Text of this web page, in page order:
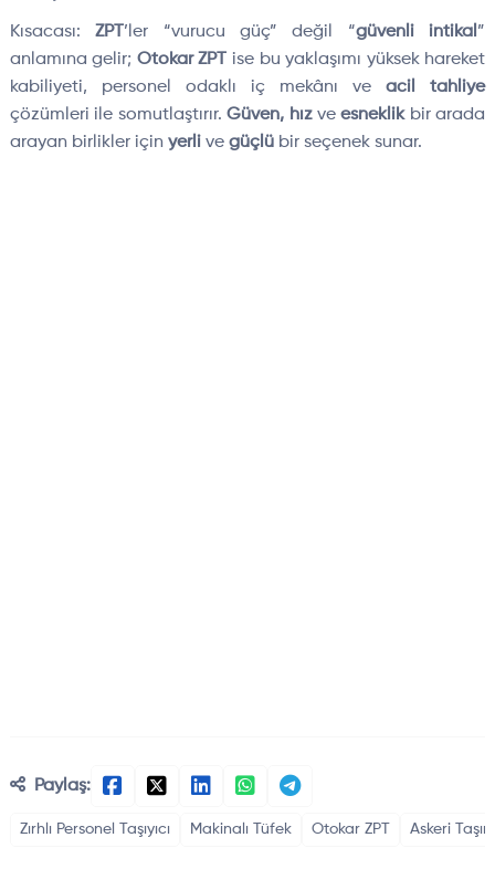
Kısacası:ZPT ’ler “vurucu güç” değil “güvenli intikal ”
anlamına gelir; Otokar ZPT
ise bu yaklaşımı yüksek hareket
kabiliyeti, personel odaklı iç mekânı veacil tahliye
çözümleri ile somutlaştırır.Güven, hızveesneklikbir arada
arayan birlikler için yerli ve güçlübir seçenek sunar.
Paylaş:
Zırhlı Personel Taşıyıcı Makinalı Tüfek Otokar ZPT Askeri